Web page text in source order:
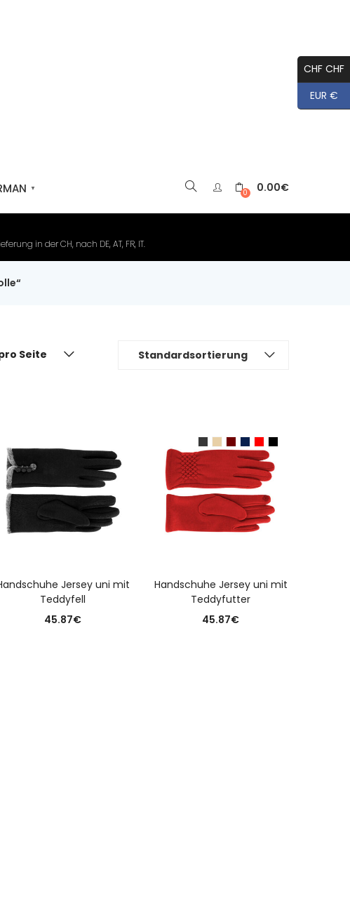
▼ 0 0.00€
in der CH, nach DE, AT, FR, IT.
Standardsortierung
Seite
Jersey uni mit
Teddyfell
45.87€
Handschuhe Jersey uni mit
Teddyfutter
45.87€
CHF CHF
EUR €